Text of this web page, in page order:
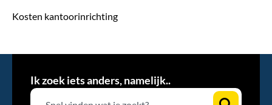
Kosten kantoorinrichting
Ik zoek iets anders, namelijk..